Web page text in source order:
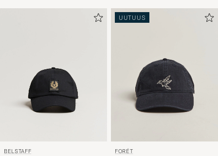
BELSTAFF
UUTUUS
FORÉT